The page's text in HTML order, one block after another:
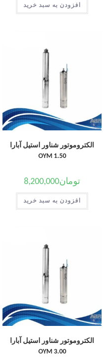
افزودن به سبد خرید
الکتروموتور شناور استیل آبارا
OYM 1.50
تومان8,200,000
افزودن به سبد خرید
الکتروموتور شناور استیل آبارا
OYM 3.00